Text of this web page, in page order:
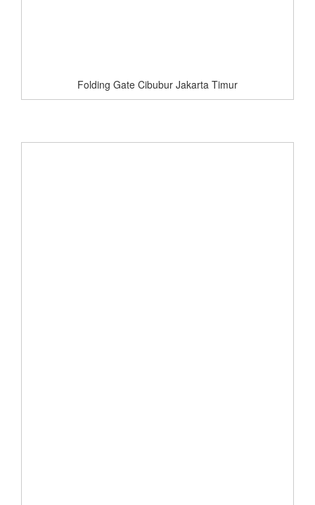
Folding Gate Cibubur Jakarta Timur